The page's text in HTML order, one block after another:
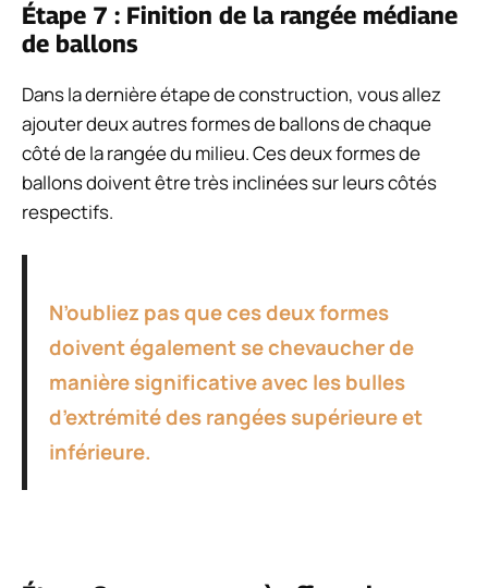
Étape 7 : Finition de la rangée médiane
de ballons
Dans la dernière étape de construction, vous allez
ajouter deux autres formes de ballons de chaque
côté de la rangée du milieu. Ces deux formes de
ballons doivent être très inclinées sur leurs côtés
respectifs.
N’oubliez pas que ces deux formes
doivent également se chevaucher de
manière significative avec les bulles
d’extrémité des rangées supérieure et
inférieure.